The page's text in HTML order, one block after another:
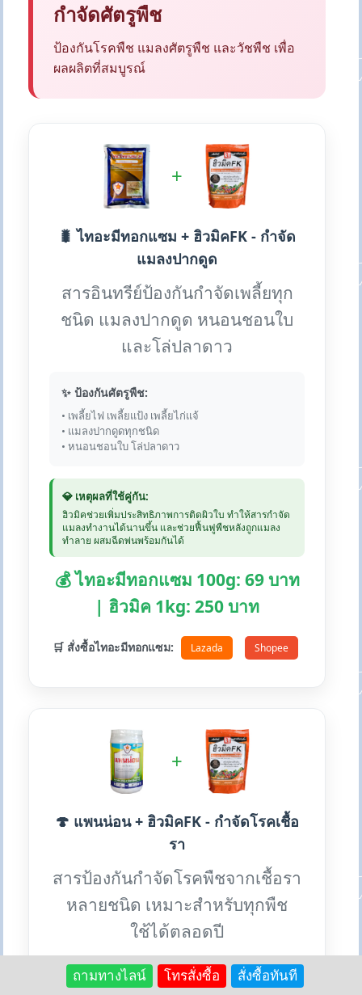
กำจัดศัตรูพืช
ป้องกันโรคพืช แมลงศัตรูพืช และวัชพืช เพื่อ
ผลผลิตที่สมบูรณ์
+
🐛 ไทอะมีทอกแซม + ฮิวมิคFK - กำจัด
แมลงปากดูด
สารอินทรีย์ป้องกันกำจัดเพลี้ยทุก
ชนิด แมลงปากดูด หนอนชอนใบ
และโล่ปลาดาว
✨ ป้องกันศัตรูพืช:
• เพลี้ยไฟ เพลี้ยแป้ง เพลี้ยไก่แจ้
• แมลงปากดูดทุกชนิด
• หนอนชอนใบ โล่ปลาดาว
💎 เหตุผลที่ใช้คู่กัน:
ฮิวมิคช่วยเพิ่มประสิทธิภาพการติดผิวใบ ทำให้สารกำจัด
แมลงทำงานได้นานขึ้น และช่วยฟื้นฟูพืชหลังถูกแมลง
ทำลาย ผสมฉีดพ่นพร้อมกันได้
💰 ไทอะมีทอกแซม 100g: 69 บาท
| ฮิวมิค 1kg: 250 บาท
🛒 สั่งซื้อไทอะมีทอกแซม: Lazada Shopee
+
🍄 แพนน่อน + ฮิวมิคFK - กำจัดโรคเชื้อ
รา
สารป้องกันกำจัดโรคพืชจากเชื้อรา
หลายชนิด เหมาะสำหรับทุกพืช
ใช้ได้ตลอดปี
✨ ป้องกันโรคพืช:
ถามทางไลน์ โทรสั่งซื้อ สั่งซื้อทันที